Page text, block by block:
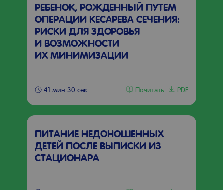
РЕБЕНОК, РОЖДЕННЫЙ ПУТЕМ
ОПЕРАЦИИ КЕСАРЕВА СЕЧЕНИЯ:
РИСКИ ДЛЯ ЗДОРОВЬЯ
И ВОЗМОЖНОСТИ
ИХ МИНИМИЗАЦИИ
41 мин 30 сек Почитать PDF
ПИТАНИЕ НЕДОНОШЕННЫХ
ДЕТЕЙ ПОСЛЕ ВЫПИСКИ ИЗ
СТАЦИОНАРА